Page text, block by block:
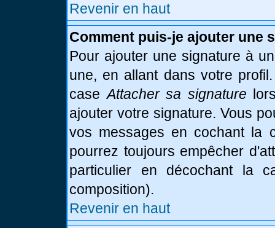
Revenir en haut
Comment puis-je ajouter une
Pour ajouter une signature à
une, en allant dans votre
caseAttacher sa signature
ajouter votre signature. Vous
vos messages en cochant la
pourrez toujours empêcher
particulier en décochant la
composition).
Revenir en haut